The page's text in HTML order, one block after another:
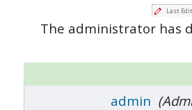
Last
The administrator has
admin